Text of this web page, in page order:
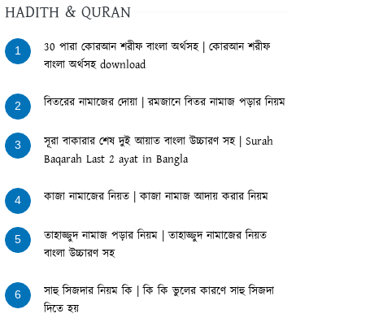
HADITH & QURAN
1
30 পারা কোরআন শরীফ বাংলা অর্থসহ | কোরআন শরীফ
বাংলা অর্থসহ download
2 বিতরের নামাজের দোয়া | রমজানে বিতর নামাজ পড়ার নিয়ম
3
সূরা বাকারার শেষ দুই আয়াত বাংলা উচ্চারণ সহ | Surah
Baqarah Last 2 ayat in Bangla
4 কাজা নামাজের নিয়ত | কাজা নামাজ আদায় করার নিয়ম
5
তাহাজ্জুদ নামাজ পড়ার নিয়ম | তাহাজ্জুদ নামাজের নিয়ত
বাংলা উচ্চারণ সহ
6
সাহু সিজদার নিয়ম কি | কি কি ভুলের কারণে সাহু সিজদা
দিতে হয়